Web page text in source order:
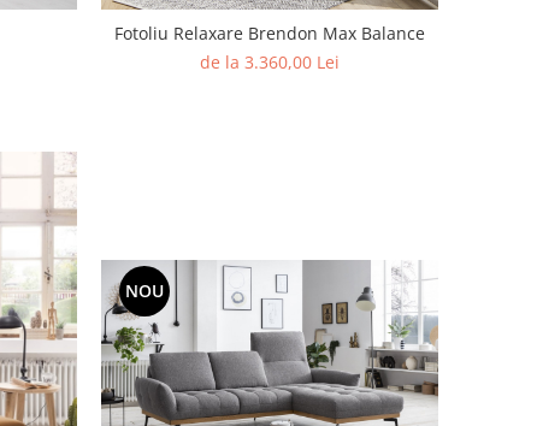
Fotoliu Relaxare Brendon Max Balance
de la 3.360,00 Lei
NOU